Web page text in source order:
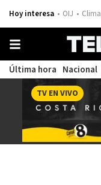
Hoy interesa OIJ Clima
Última hora Nacional
TV EN VIVO